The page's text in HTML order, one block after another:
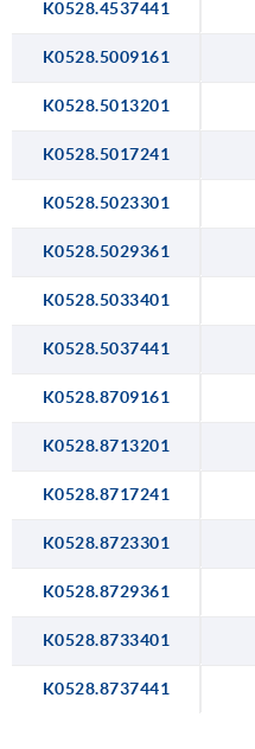
K0528.4537441
K0528.5009161
K0528.5013201
K0528.5017241
K0528.5023301
K0528.5029361
K0528.5033401
K0528.5037441
K0528.8709161
K0528.8713201
K0528.8717241
K0528.8723301
K0528.8729361
K0528.8733401
K0528.8737441